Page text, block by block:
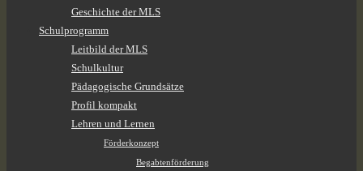
Geschichte der MLS
Schulprogramm
Leitbild der MLS
Schulkultur
Pädagogische Grundsätze
Profil kompakt
Lehren und Lernen
Förderkonzept
Begabtenförderung